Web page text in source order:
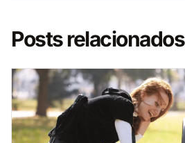
Posts relacionados